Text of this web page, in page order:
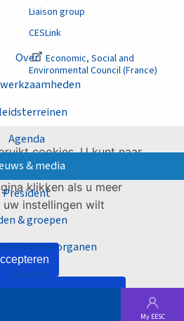
cookies. U kunt naar
gaan of op de link
klikken als u meer
instellingen wilt
Over
Agenda
& media
President
& groepen
& andere organen
Ukraine
My EESC
Liaison group
CESLink
Economic, Social and
Environmental Council (France)